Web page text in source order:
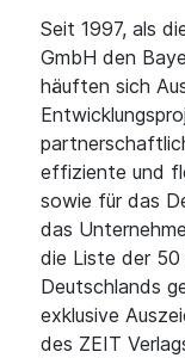
Seit 1997, als
GmbH den
häuften sich
effiziente und
sowie für das
das
die Liste der
Deutschlands
exklusive
des ZEIT